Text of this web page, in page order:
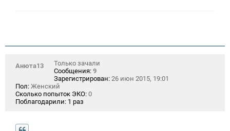
Анюта13
Только зачали
Сообщения: 9
Зарегистрирован: 26 июн 2015, 19:01
Пол: Женский
Сколько попыток ЭКО: 0
Поблагодарили: 1 раз